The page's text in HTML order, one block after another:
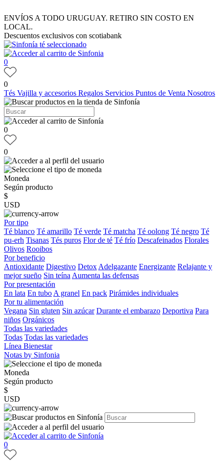
ENVÍOS A TODO URUGUAY. RETIRO SIN COSTO EN
LOCAL.
Descuentos exclusivos con scotiabank
0
0
Tés Vajilla y accesorios Regalos Servicios Puntos de Venta Nosotros
0
0
Moneda
Según producto
$
USD
Por tipo
Té blanco Té amarillo Té verde Té matcha Té oolong Té negro Té
pu-erh Tisanas Tés puros Flor de té Té frío Descafeinados Florales
Olivos Rooibos
Por beneficio
Antioxidante Digestivo Detox Adelgazante Energizante Relajante y
mejor sueño Sin teína Aumenta las defensas
Por presentación
En lata En tubo A granel En pack Pirámides individuales
Por tu alimentación
Vegana Sin gluten Sin azúcar Durante el embarazo Deportiva Para
niños Orgánicos
Todas las variedades
Todas Todas las variedades
Línea Bienestar
Notas by Sinfonia
Moneda
Según producto
$
USD
0